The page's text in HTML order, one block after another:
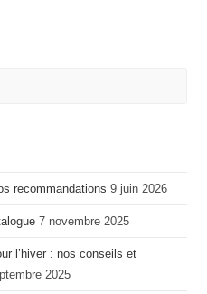
recommandations 9 juin 2026
7 novembre 2025
l’hiver : nos conseils et
2025